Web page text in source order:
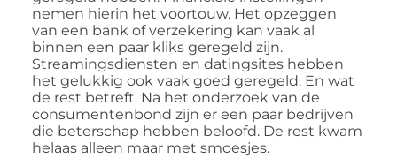
nemen hierin het voortouw. Het opzeggen
van een bank of verzekering kan vaak al
binnen een paar kliks geregeld zijn.
Streamingsdiensten en datingsites hebben
het gelukkig ook vaak goed geregeld. En wat
de rest betreft. Na het onderzoek van de
consumentenbond zijn er een paar bedrijven
die beterschap hebben beloofd. De rest kwam
helaas alleen maar met smoesjes.